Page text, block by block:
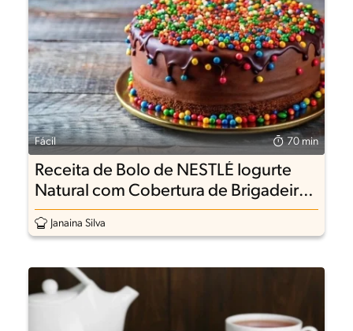
Fácil 70 min
Receita de Bolo de NESTLÉ Iogurte
Natural com Cobertura de Brigadeiro
e Confeitos
Janaina Silva